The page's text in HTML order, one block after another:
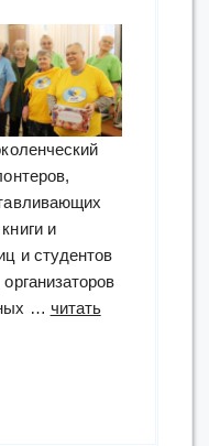
и
и студентов
… читать